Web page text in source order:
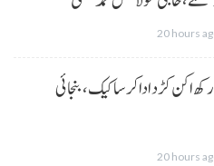
20 hours
اکن کڑد ادا کرسا کیک ،بنجائی
20 hours